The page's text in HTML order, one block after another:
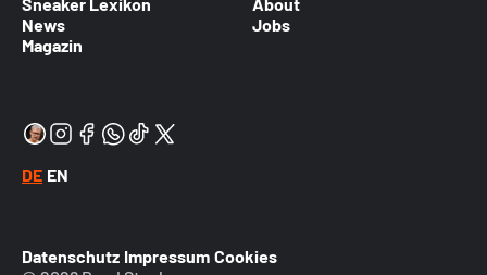
Sneaker Lexikon
News
Magazin
About
Jobs
DE EN
Datenschutz Impressum Cookies